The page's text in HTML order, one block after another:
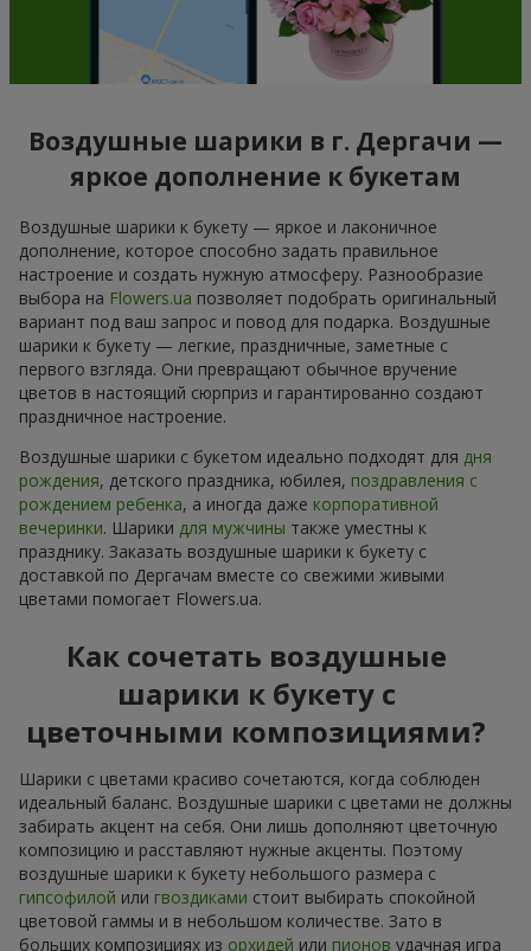
Воздушные шарики в г. Дергачи —
яркое дополнение к букетам
Воздушные шарики к букету — яркое и лаконичное
дополнение, которое способно задать правильное
настроение и создать нужную атмосферу. Разнообразие
выбора на Flowers.ua позволяет подобрать оригинальный
вариант под ваш запрос и повод для подарка. Воздушные
шарики к букету — легкие, праздничные, заметные с
первого взгляда. Они превращают обычное вручение
цветов в настоящий сюрприз и гарантированно создают
праздничное настроение.
Воздушные шарики с букетом идеально подходят для дня
рождения, детского праздника, юбилея, поздравления с
рождением ребенка, а иногда даже корпоративной
вечеринки. Шарики для мужчины также уместны к
празднику. Заказать воздушные шарики к букету с
доставкой по Дергачам вместе со свежими живыми
цветами помогает Flowers.ua.
Как сочетать воздушные
шарики к букету с
цветочными композициями?
Шарики с цветами красиво сочетаются, когда соблюден
идеальный баланс. Воздушные шарики с цветами не должны
забирать акцент на себя. Они лишь дополняют цветочную
композицию и расставляют нужные акценты. Поэтому
воздушные шарики к букету небольшого размера с
гипсофилой или гвоздиками стоит выбирать спокойной
цветовой гаммы и в небольшом количестве. Зато в
больших композициях из орхидей или пионов удачная игра